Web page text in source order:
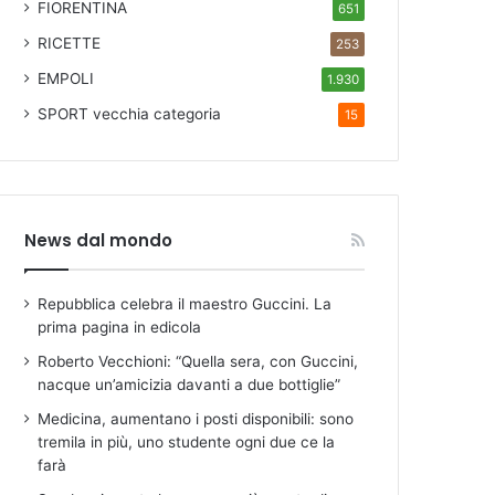
FIORENTINA 651
RICETTE 253
EMPOLI 1.930
SPORTvecchia categoria 15
News dal mondo
Repubblica celebra il maestro Guccini. La
prima pagina in edicola
Roberto Vecchioni: “Quella sera, con Guccini,
nacque un’amicizia davanti a due bottiglie”
Medicina, aumentano i posti disponibili: sono
tremila in più, uno studente ogni due ce la
farà